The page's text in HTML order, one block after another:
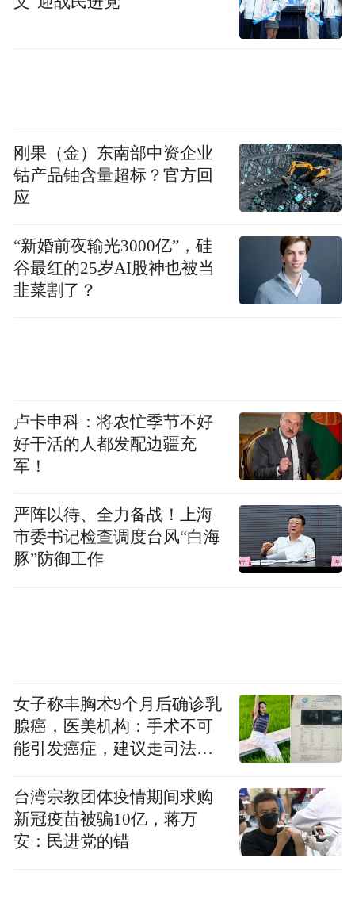
雅的校园环境。
学习实践的乐园。此次活动为家校合力共育
的又一重要举措，活动为以个人或集体形式
们颁发捐赠证书，为种植导师颁发导师聘
书，同时为“一亩园”和“三分地”两个种植基
地进行揭牌仪式。
刚果（金）东南部中资企业
钴产品铀含量超标？官方回
应
“新婚前夜输光3000亿”，硅
谷最红的25岁AI股神也被当
韭菜割了？
卢卡申科：将农忙季节不好
好干活的人都发配边疆充
军！
严阵以待、全力备战！上海
市委书记检查调度台风“白海
豚”防御工作
女子称丰胸术9个月后确诊乳
腺癌，医美机构：手术不可
能引发癌症，建议走司法途
台湾宗教团体疫情期间求购
新冠疫苗被骗10亿，蒋万
安：民进党的错